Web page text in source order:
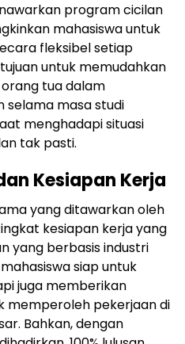
program cicilan
mahasiswa untuk
fleksibel setiap
untuk memudahkan
tua dalam
selama masa studi
menghadapi situasi
tak pasti.
Kesiapan Kerja
yang ditawarkan oleh
kesiapan kerja yang
yang berbasis industri
siap untuk
juga memberikan
memperoleh pekerjaan di
Bahkan, dengan